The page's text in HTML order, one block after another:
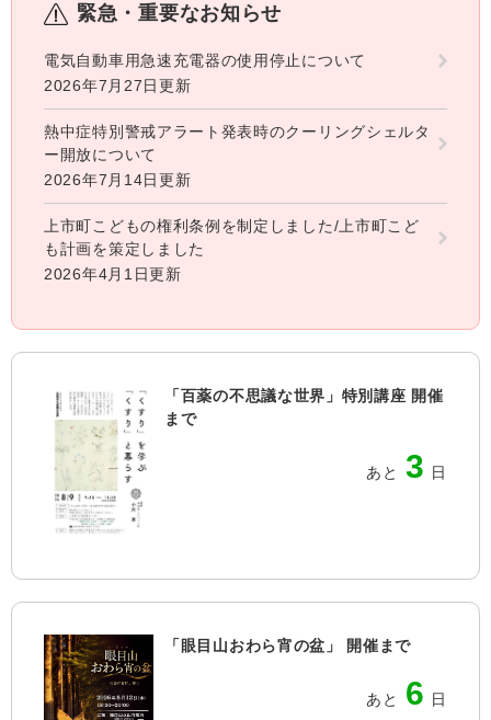
緊急・重要なお知らせ
電気自動車用急速充電器の使用停止について
2026年7月27日更新
熱中症特別警戒アラート発表時のクーリングシェルタ
ー開放について
2026年7月14日更新
上市町こどもの権利条例を制定しました/上市町こど
も計画を策定しました
2026年4月1日更新
「百薬の不思議な世界」特別講座 開催
まで
あと 3 日
「眼目山おわら宵の盆」 開催まで
あと 6 日